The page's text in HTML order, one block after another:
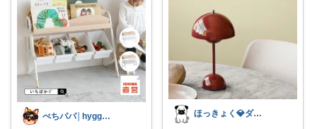
ぺちパパ│hyggeな心意気を大切に🌿 ほっきょく💎ダイヤモンド会員💎